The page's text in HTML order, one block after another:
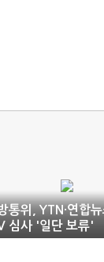
통위, YTN·연합
심사 '일단 보류'